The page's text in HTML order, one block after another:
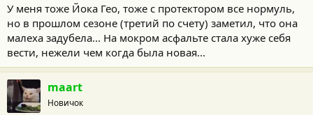
У меня тоже Йока Гео, тоже с протектором все нормуль,
но в прошлом сезоне (третий по счету) заметил, что она
малеха задубела... На мокром асфальте стала хуже себя
вести, нежели чем когда была новая...
maart
Новичок